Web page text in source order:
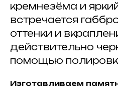
кремнезёма и
встречается
оттенки и
действительно
помощью
Изготавливаем